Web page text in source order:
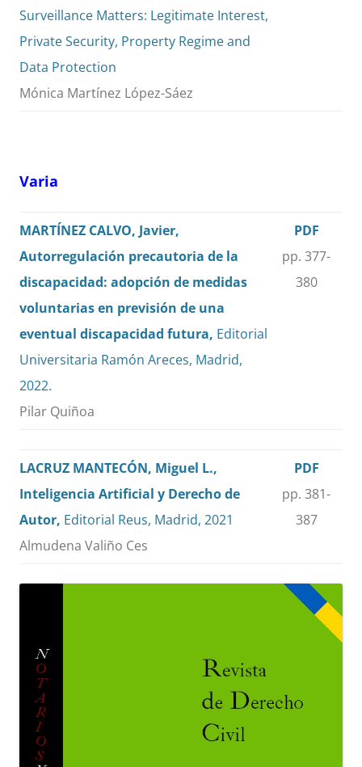
Surveillance Matters: Legitimate Interest,
Private Security, Property Regime and
Data Protection
Mónica Martínez López-Sáez
Varia
MARTÍNEZ CALVO, Javier,
Autorregulación precautoria de la
discapacidad: adopción de medidas
voluntarias en previsión de una
eventual discapacidad futura, Editorial
Universitaria Ramón Areces, Madrid,
2022.
Pilar Quiñoa
PDF
pp. 377-
380
LACRUZ MANTECÓN, Miguel L.,
Inteligencia Artificial y Derecho de
Autor, Editorial Reus, Madrid, 2021
Almudena Valiño Ces
PDF
pp. 381-
387